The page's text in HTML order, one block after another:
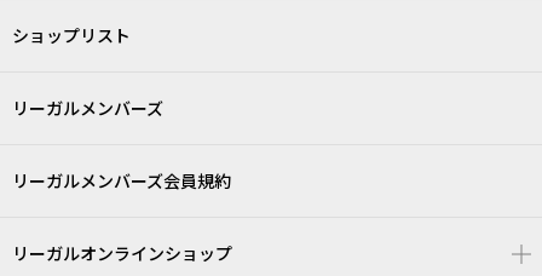
ショップリスト
リーガルメンバーズ
リーガルメンバーズ会員規約
リーガルオンラインショップ